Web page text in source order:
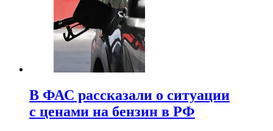
В ФАС рассказали о ситуации
с ценами на бензин в РФ